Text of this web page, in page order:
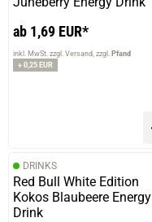
ab 1,69 EUR*
inkl. MwSt. zzgl. Versand zzgl. Pfand
+ 0,25 EUR
DRINKS
Red Bull White Edition
Kokos Blaubeere Energy
Drink